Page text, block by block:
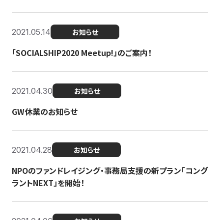
2021.05.14 お知らせ
「SOCIALSHIP2020 Meetup!」のご案内！
2021.04.30 お知らせ
GW休業のお知らせ
2021.04.28 お知らせ
NPOのファンドレイジング・事務局支援の新プラン「コング
ラントNEXT」を開始！